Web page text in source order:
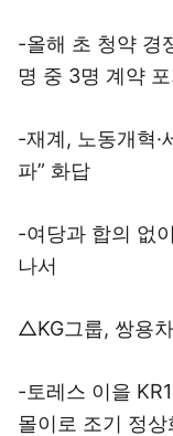
-올해 초 청약 경
명 중 3명 계약 포
-재계, 노동개혁·
파” 화답
-여당과 합의 없
나서
△KG그룹, 쌍용
-토레스 이을
몰이로 조기 정상